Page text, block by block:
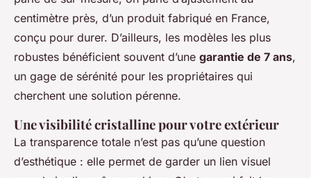
centimètre près, d’un produit fabriqué en France,
conçu pour durer. D’ailleurs, les modèles les plus
robustes bénéficient souvent d’une garantie de 7 ans,
un gage de sérénité pour les propriétaires qui
cherchent une solution pérenne.
Une visibilité cristalline pour votre extérieur
La transparence totale n’est pas qu’une question
d’esthétique : elle permet de garder un lien visuel